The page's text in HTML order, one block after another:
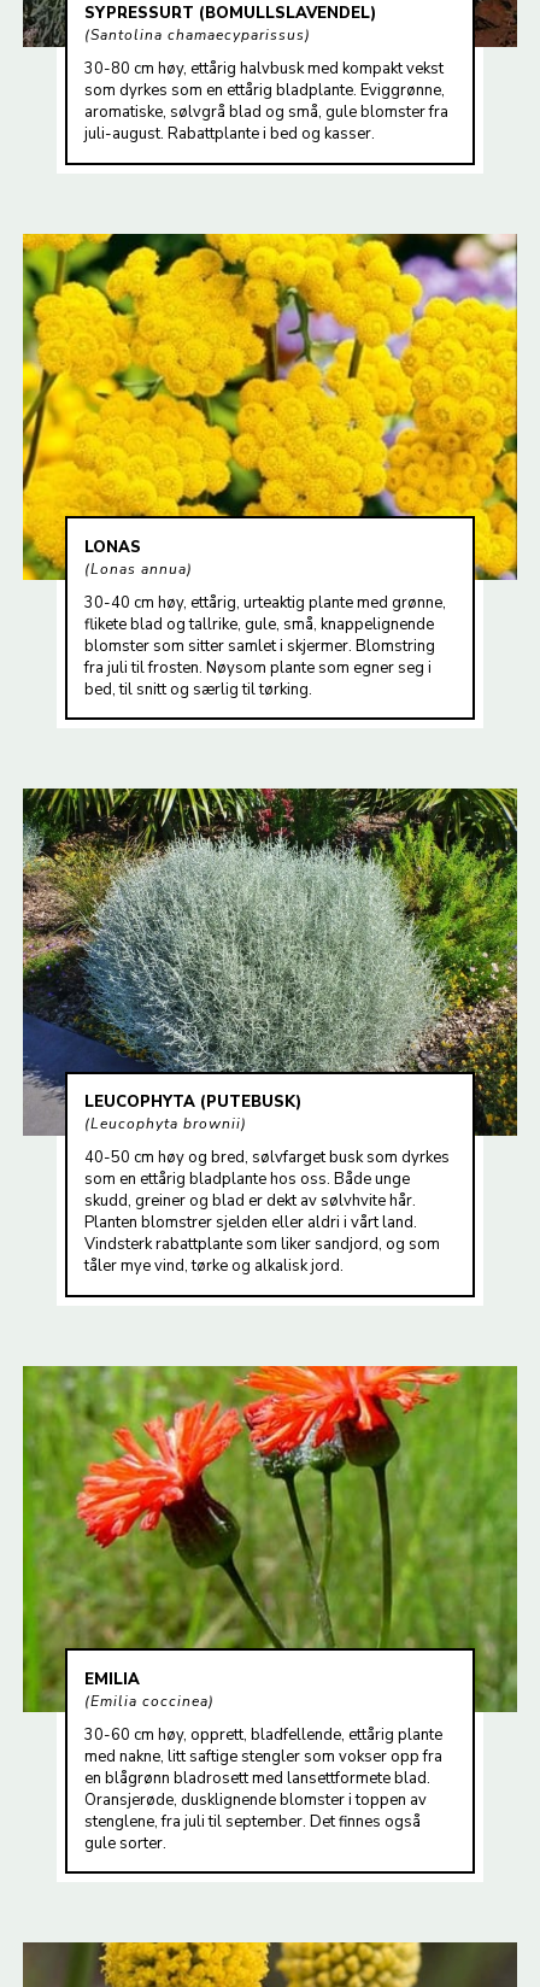
SYPRESSURT (BOMULLSLAVENDEL)
Santolina chamaecyparissus
30-80 cm høy, ettårig halvbusk med kompakt vekst
som dyrkes som en ettårig bladplante. Eviggrønne,
aromatiske, sølvgrå blad og små, gule blomster fra
juli-august. Rabattplante i bed og kasser.
LONAS
Lonas annua
30-40 cm høy, ettårig, urteaktig plante med grønne,
flikete blad og tallrike, gule, små, knappelignende
blomster som sitter samlet i skjermer. Blomstring
fra juli til frosten. Nøysom plante som egner seg i
bed, til snitt og særlig til tørking.
LEUCOPHYTA (PUTEBUSK)
Leucophyta brownii
40-50 cm høy og bred, sølvfarget busk som dyrkes
som en ettårig bladplante hos oss. Både unge
skudd, greiner og blad er dekt av sølvhvite hår.
Planten blomstrer sjelden eller aldri i vårt land.
Vindsterk rabattplante som liker sandjord, og som
tåler mye vind, tørke og alkalisk jord.
EMILIA
Emilia coccinea
30-60 cm høy, opprett, bladfellende, ettårig plante
med nakne, litt saftige stengler som vokser opp fra
en blågrønn bladrosett med lansettformete blad.
Oransjerøde, dusklignende blomster i toppen av
stenglene, fra juli til september. Det finnes også
gule sorter.